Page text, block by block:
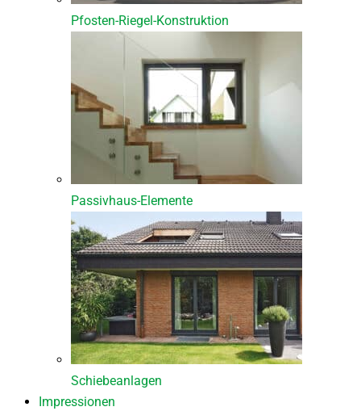
Pfosten-Riegel-Konstruktion
Passivhaus-Elemente
Schiebeanlagen
Impressionen